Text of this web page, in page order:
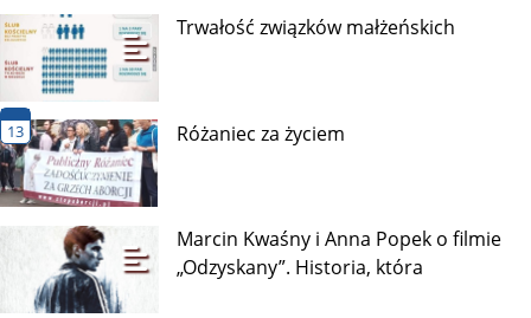
Trwałość związków małżeńskich
13 Różaniec za życiem
Marcin Kwaśny i Anna Popek o filmie
„Odzyskany”. Historia, która